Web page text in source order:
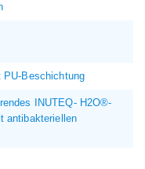
PU-Beschichtung
INUTEQ- H2O®-
antibakteriellen